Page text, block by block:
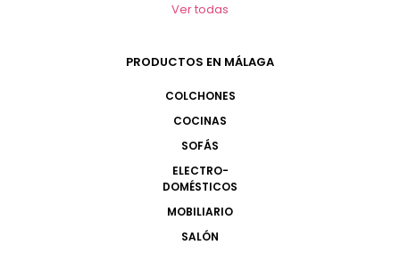
Ver todas
PRODUCTOS EN MÁLAGA
COLCHONES
COCINAS
SOFÁS
ELECTRO-
DOMÉSTICOS
MOBILIARIO
SALÓN